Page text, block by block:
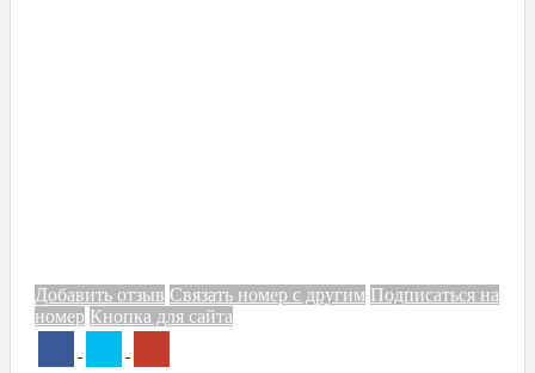
Добавить отзыв Связать номер с другим Подписаться на
номер Кнопка для сайта